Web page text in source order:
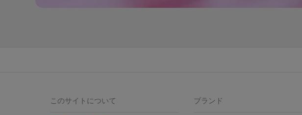
ブランド
このサイトについて